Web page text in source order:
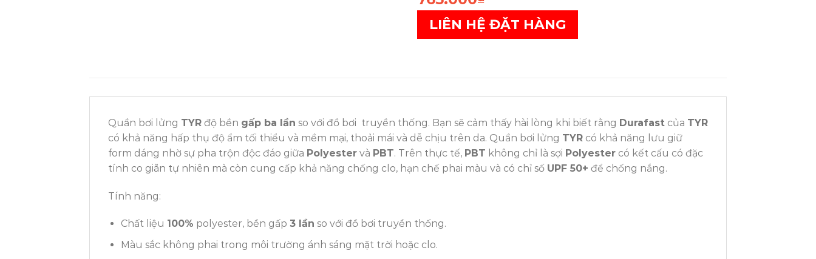
LIÊN HỆ ĐẶT HÀNG
Quần bơi lửng TYR độ bền gấp ba lần so với đồ bơi truyền thống. Bạn sẽ cảm thấy hài lòng khi biết rằng Durafast của TYR
có khả năng hấp thụ độ ẩm tối thiểu và mềm mại, thoải mái và dễ chịu trên da. Quần bơi lửng TYR có khả năng lưu giữ
form dáng nhờ sự pha trộn độc đáo giữa Polyester và PBT. Trên thực tế, PBT không chỉ là sợi Polyester có kết cấu có đặc
tính co giãn tự nhiên mà còn cung cấp khả năng chống clo, hạn chế phai màu và có chỉ số UPF 50+ để chống nắng.
Tính năng:
Chất liệu 100% polyester, bền gấp 3 lần so với đồ bơi truyền thống.
Màu sắc không phai trong môi trường ánh sáng mặt trời hoặc clo.